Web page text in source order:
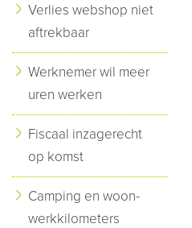
Verlies webshop niet
aftrekbaar
Werknemer wil meer
uren werken
Fiscaal inzagerecht
op komst
Camping en woon-
werkkilometers